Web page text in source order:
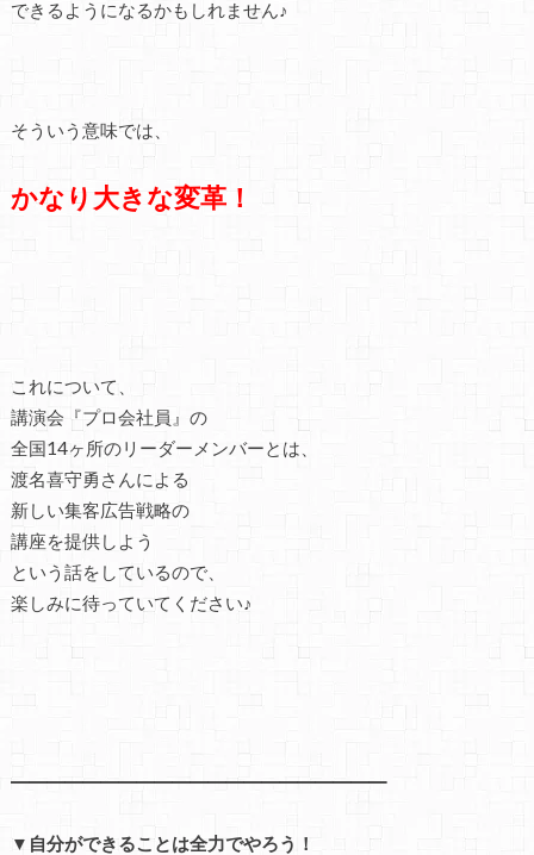
できるようになるかもしれません♪
そういう意味では、
かなり大きな変革！
これについて、
講演会『プロ会社員』の
全国14ヶ所のリーダーメンバーとは、
渡名喜守勇さんによる
新しい集客広告戦略の
講座を提供しよう
という話をしているので、
楽しみに待っていてください♪
━━━━━━━━━━━━━━━━━━━━━
▼自分ができることは全力でやろう！